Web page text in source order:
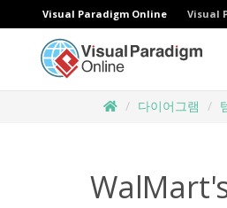
Visual Paradigm Online Visual
다이어그램